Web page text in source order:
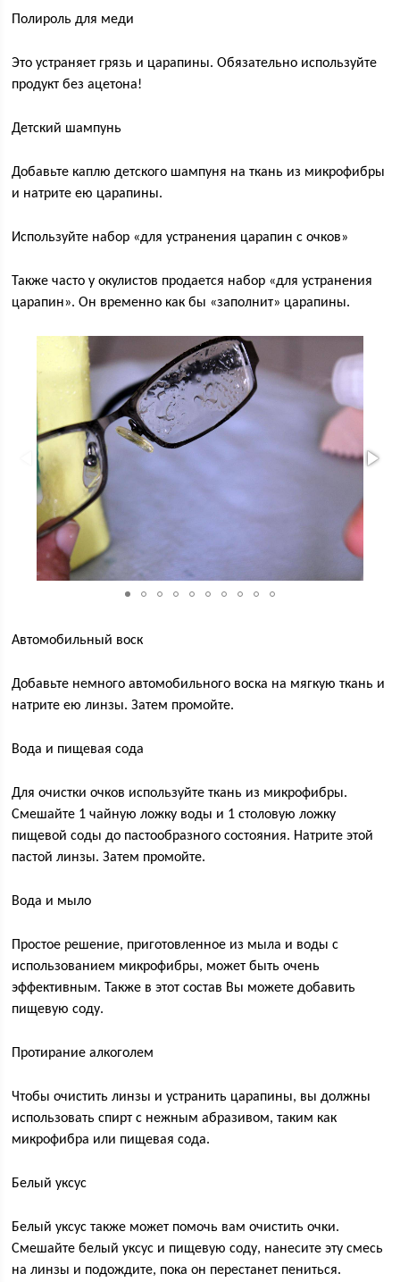
Полироль для меди
Это устраняет грязь и царапины. Обязательно используйте
продукт без ацетона!
Детский шампунь
Добавьте каплю детского шампуня на ткань из микрофибры
и натрите ею царапины.
Используйте набор «для устранения царапин с очков»
Также часто у окулистов продается набор «для устранения
царапин». Он временно как бы «заполнит» царапины.
Автомобильный воск
Добавьте немного автомобильного воска на мягкую ткань и
натрите ею линзы. Затем промойте.
Вода и пищевая сода
Для очистки очков используйте ткань из микрофибры.
Смешайте 1 чайную ложку воды и 1 столовую ложку
пищевой соды до пастообразного состояния. Натрите этой
пастой линзы. Затем промойте.
Вода и мыло
Простое решение, приготовленное из мыла и воды с
использованием микрофибры, может быть очень
эффективным. Также в этот состав Вы можете добавить
пищевую соду.
Протирание алкоголем
Чтобы очистить линзы и устранить царапины, вы должны
использовать спирт с нежным абразивом, таким как
микрофибра или пищевая сода.
Белый уксус
Белый уксус также может помочь вам очистить очки.
Смешайте белый уксус и пищевую соду, нанесите эту смесь
на линзы и подождите, пока он перестанет пениться.